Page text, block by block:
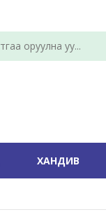
ХАНДИВ